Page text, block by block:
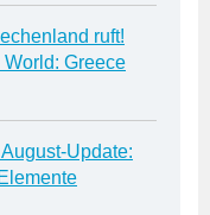
ruft!
World: Greece
Update: